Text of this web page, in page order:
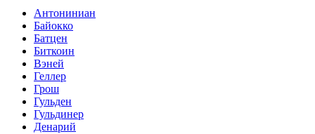
Антониниан
Байокко
Батцен
Биткоин
Вэней
Геллер
Грош
Гульден
Гульдинер
Денарий